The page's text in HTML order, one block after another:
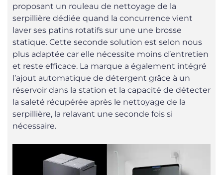
proposant un rouleau de nettoyage de la
serpillière dédiée quand la concurrence vient
laver ses patins rotatifs sur une une brosse
statique. Cette seconde solution est selon nous
plus adaptée car elle nécessite moins d’entretien
et reste efficace. La marque a également intégré
l’ajout automatique de détergent grâce à un
réservoir dans la station et la capacité de détecter
la saleté récupérée après le nettoyage de la
serpillière, la relavant une seconde fois si
nécessaire.